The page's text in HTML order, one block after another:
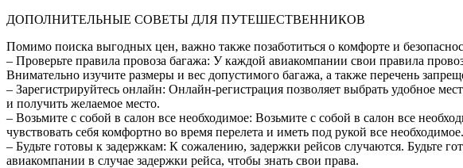
ДОПОЛНИТЕЛЬНЫЕ СОВЕТЫ ДЛЯ ПУТЕШЕСТВЕННИКОВ
Помимо поиска выгодных цен, важно также позаботиться о комфорте и
– Проверьте правила провоза багажа: У каждой авиакомпании свои правила
Внимательно изучите размеры и вес допустимого багажа, а также перечень
– Зарегистрируйтесь онлайн: Онлайн-регистрация позволяет выбрать удобное
и получить желаемое место.
– Возьмите с собой в салон все необходимое: Возьмите с собой в салон все
чувствовать себя комфортно во время перелета и иметь под рукой все необходимое.
– Будьте готовы к задержкам: К сожалению, задержки рейсов случаются. Будьте
авиакомпании в случае задержки рейса, чтобы знать свои права.